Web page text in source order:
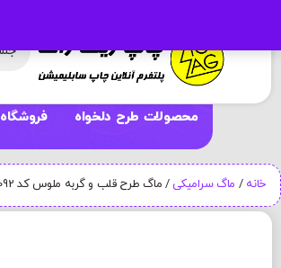
محصولات طرح دلخواه فروشگاه
خانه / ماگ سرامیکی/ ماگ طرح قلب و گربه ملوس کد 1092